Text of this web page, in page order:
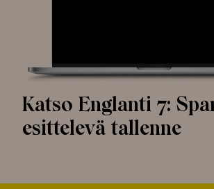
Katso Englanti 7:
esittelevä tallenne